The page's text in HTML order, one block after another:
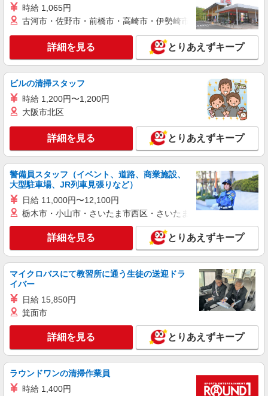
キープ 詳細を見る
パーソルテンプスタッフ株式会社 名古屋コーディネートセンタ
ー/26-0589756
［時間に追われず★］未経験OK＊コツコツ入
時給1650円
愛知県名古屋市中村区／最寄駅：名古屋駅
詳細を見る
派遣社員
パーソルテンプスタッフ株式会社 名古屋コーディネートセンタ
ー/26-0603022
9月開始★土日祝休み＆時短可♪マンション管
時給1650円 【月収例】時給1650円×実働7〜8
時間×月21日＝242,550〜277,200円
愛知県名古屋市中村区／最寄駅：名古屋駅、名
鉄名古屋駅 JR・近鉄・地下鉄桜通線も便利！ス
キープ 詳細を見る
派遣社員
パーソルテンプスタッフ株式会社 名古屋コーディネートセンタ
ー/26-0605576
［時給1600円♪］同業務がいて安心＊大手企業
でアシスタント事務！＠名駅
時給1600円 【月収例】時給1600円×7時間40分
時給 1,065円
古河市・佐野市・前橋市・高崎市・伊勢崎市・太田市・館林市
詳細を見る とりあえずキープ
ビルの清掃スタッフ
時給 1,200円〜1,200円
大阪市北区
詳細を見る とりあえずキープ
警備員スタッフ（イベント、道路、商業施設、
大型駐車場、JR列車見張りなど）
日給 11,000円〜12,100円
栃木市・小山市・さいたま市西区・さいたま市岩槻区・久喜市・
詳細を見る とりあえずキープ
マイクロバスにて教習所に通う生徒の送迎ドラ
イバー
日給 15,850円
箕面市
詳細を見る とりあえずキープ
ラウンドワンの清掃作業員
時給 1,400円